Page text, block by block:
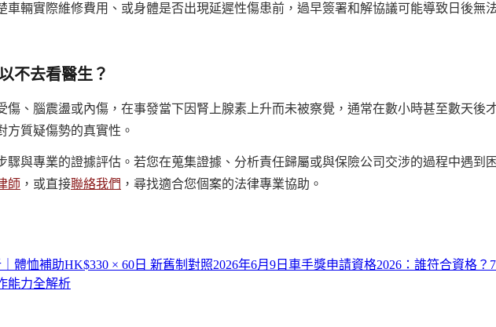
車輛實際維修費用、或身體是否出現延遲性傷患前，過早簽署和解協議可能導致日後無
不去看醫生？
傷、腦震盪或內傷，在事發當下因腎上腺素上升而未被察覺，通常在數小時甚至數天
方質疑傷勢的真實性。
驟與專業的證據評估。若您在蒐集證據、分析責任歸屬或與保險公司交涉的過程中遇
師 ，或直接聯絡我們 ，尋找適合您個案的法律專業協助。
體恤補助HK$330 × 60日 新舊制對照2026年6月9日 車手獎申請資格2026：誰符合資格
能力全解析